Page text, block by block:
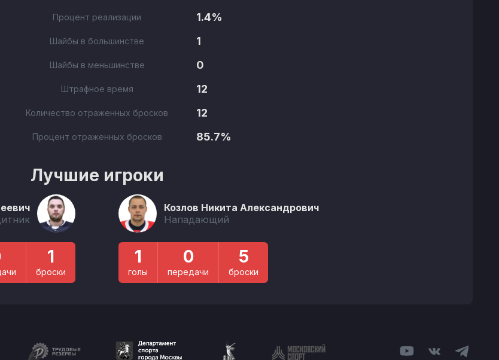
Процент реализации
1.4%
Шайбы в большинстве
1
Шайбы в меньшинстве
0
Штрафное время
12
Количество отраженных бросков
12
Процент отраженных бросков 85.7%
Лучшие игроки
1
броски
Козлов Никита Александрович
Нападающий
1
голы
0
передачи
5
броски